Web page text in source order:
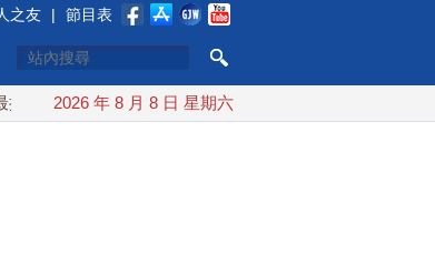
之友 | 節目表
台灣 最快9日可能登陸中國
2026 年 8 月 8 日 星期六